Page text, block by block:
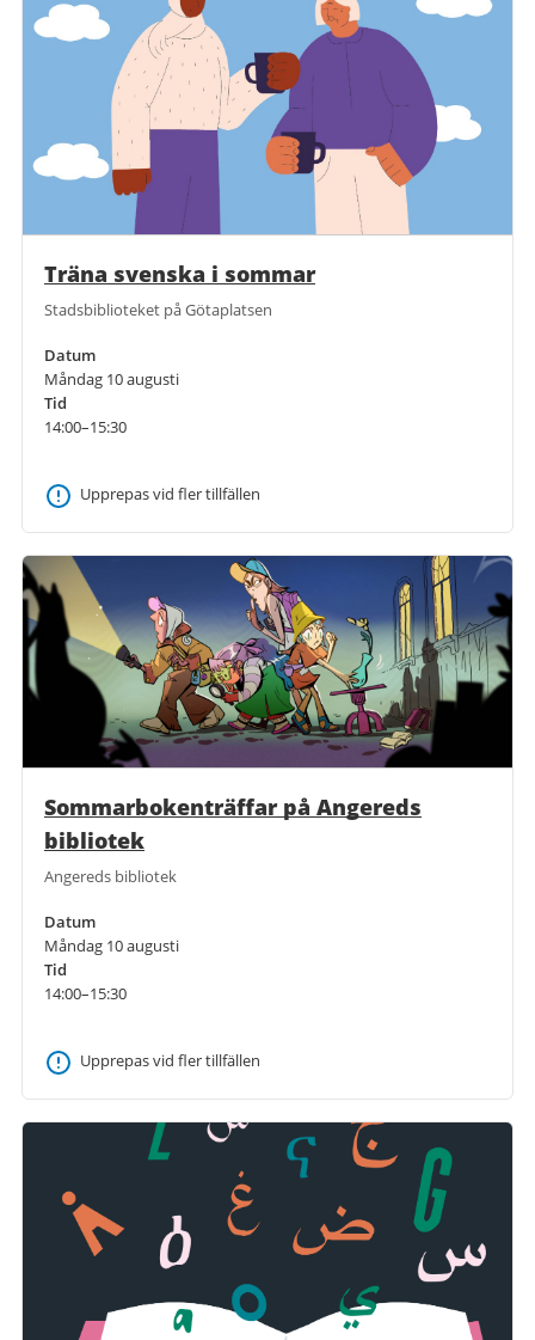
Träna svenska i sommar
Stadsbiblioteket på Götaplatsen
Datum
Måndag 10 augusti
Tid
14:00–15:30
Upprepas vid fler tillfällen
Sommarbokenträffar på Angereds
bibliotek
Angereds bibliotek
Datum
Måndag 10 augusti
Tid
14:00–15:30
Upprepas vid fler tillfällen